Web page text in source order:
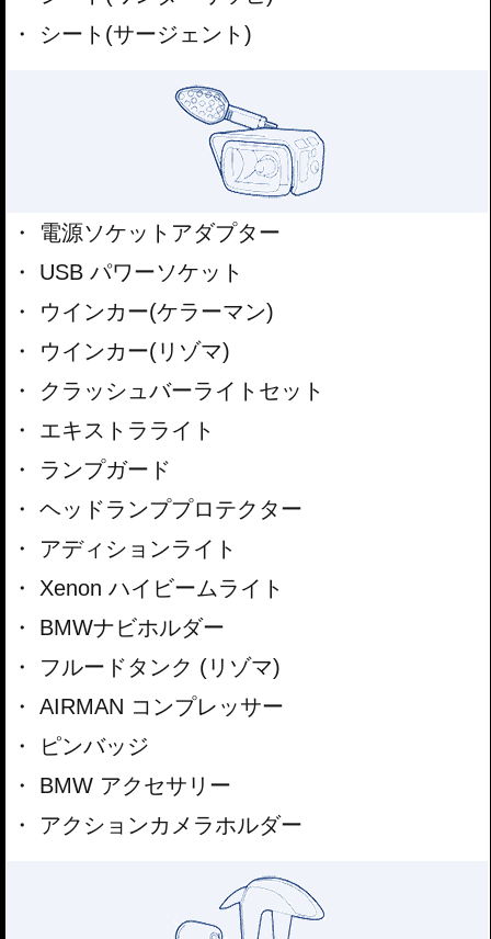
シート(サージェント)
電源ソケットアダプター
USB パワーソケット
ウインカー(ケラーマン)
ウインカー(リゾマ)
クラッシュバーライトセット
エキストラライト
ランプガード
ヘッドランププロテクター
アディションライト
Xenon ハイビームライト
BMWナビホルダー
フルードタンク (リゾマ)
AIRMAN コンプレッサー
ピンバッジ
BMW アクセサリー
アクションカメラホルダー